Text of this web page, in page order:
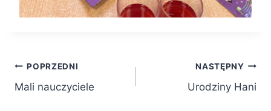
Nawigacja
wpisu
POPRZEDNI
Mali nauczyciele
NASTĘPNY
Urodziny Hani